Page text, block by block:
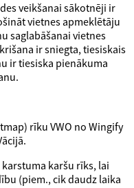
veikšanai sākotnēji ir
vietnes apmeklētāju
saglabāšanai vietnes
ir sniegta, tiesiskais
ir tiesiska pienākuma
rīku VWO no Wingify
karšu rīks, lai
(piem., cik daudz laika